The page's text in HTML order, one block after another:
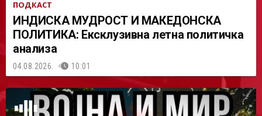
ПОДКАСТ
ИНДИСКА МУДРОСТ И МАКЕДОНСКА
ПОЛИТИКА: Ексклузивна летна политичка
анализа
04.08.2026. 10:01